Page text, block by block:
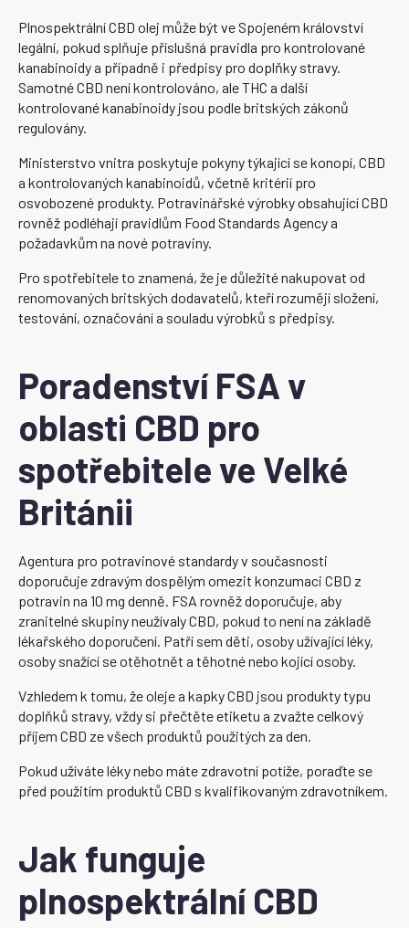
Plnospektrální CBD olej může být ve Spojeném království
legální, pokud splňuje příslušná pravidla pro kontrolované
kanabinoidy a případně i předpisy pro doplňky stravy.
Samotné CBD není kontrolováno, ale THC a další
kontrolované kanabinoidy jsou podle britských zákonů
regulovány.
Ministerstvo vnitra poskytuje pokyny týkající se konopí, CBD
a kontrolovaných kanabinoidů, včetně kritérií pro
osvobozené produkty. Potravinářské výrobky obsahující CBD
rovněž podléhají pravidlům Food Standards Agency a
požadavkům na nové potraviny.
Pro spotřebitele to znamená, že je důležité nakupovat od
renomovaných britských dodavatelů, kteří rozumějí složení,
testování, označování a souladu výrobků s předpisy.
Poradenství FSA v
oblasti CBD pro
spotřebitele ve Velké
Británii
Agentura pro potravinové standardy v současnosti
doporučuje zdravým dospělým omezit konzumaci CBD z
potravin na 10 mg denně. FSA rovněž doporučuje, aby
zranitelné skupiny neužívaly CBD, pokud to není na základě
lékařského doporučení. Patří sem děti, osoby užívající léky,
osoby snažící se otěhotnět a těhotné nebo kojící osoby.
Vzhledem k tomu, že oleje a kapky CBD jsou produkty typu
doplňků stravy, vždy si přečtěte etiketu a zvažte celkový
příjem CBD ze všech produktů použitých za den.
Pokud užíváte léky nebo máte zdravotní potíže, poraďte se
před použitím produktů CBD s kvalifikovaným zdravotníkem.
Jak funguje
plnospektrální CBD